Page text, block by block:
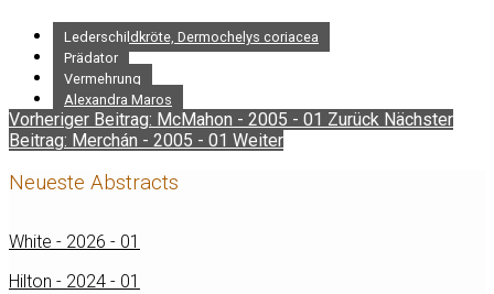
Lederschildkröte, Dermochelys coriacea
Prädator
Vermehrung
Alexandra Maros
Vorheriger Beitrag: McMahon - 2005 - 01 Zurück Nächster
Beitrag: Merchán - 2005 - 01 Weiter
Neueste Abstracts
White - 2026 - 01
Hilton - 2024 - 01